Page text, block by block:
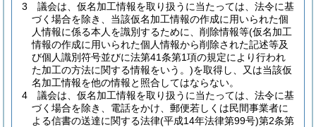
3
議会は、仮名加工情報を取り扱うに当たっては、法令に基
づく場合を除き、当該仮名加工情報の作成に用いられた個
人情報に係る本人を識別するために、削除情報等(仮名加工
情報の作成に用いられた個人情報から削除された記述等及
び個人識別符号並びに法第41条第1項の規定により行われ
た加工の方法に関する情報をいう。)を取得し、又は当該仮
名加工情報を他の情報と照合してはならない。
4
議会は、仮名加工情報を取り扱うに当たっては、法令に基
づく場合を除き、電話をかけ、郵便若しくは民間事業者に
よる信書の送達に関する法律(平成14年法律第99号)第2条第